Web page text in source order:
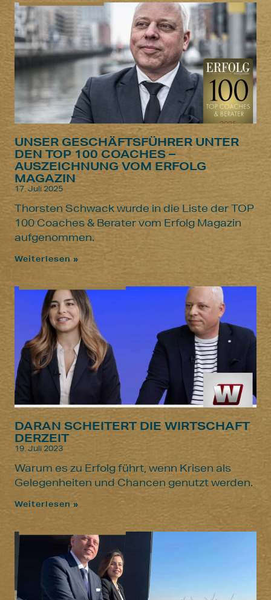
UNSER GESCHÄFTSFÜHRER UNTER
DEN TOP 100 COACHES –
AUSZEICHNUNG VOM ERFOLG
MAGAZIN
17. Juli 2025
Thorsten Schwack wurde in die Liste der TOP
100 Coaches & Berater vom Erfolg Magazin
aufgenommen.
Weiterlesen »
DARAN SCHEITERT DIE WIRTSCHAFT
DERZEIT
19. Juli 2023
Warum es zu Erfolg führt, wenn Krisen als
Gelegenheiten und Chancen genutzt werden.
Weiterlesen »